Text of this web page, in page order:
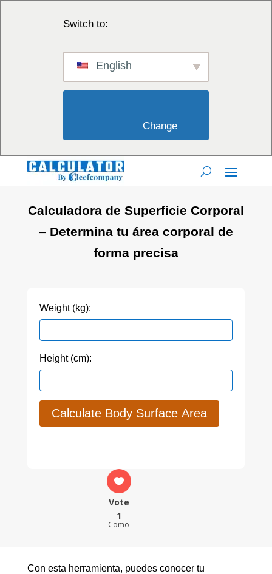
Switch to:
English
Calculadora de Superficie Corporal
– Determina tu área corporal de
forma precisa
Weight (kg):
Height (cm):
Calculate Body Surface Area
Vote
1
Como
Con esta herramienta, puedes conocer tu